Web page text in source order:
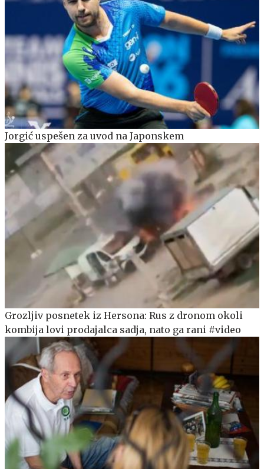
Jorgić uspešen za uvod na Japonskem
Grozljiv posnetek iz Hersona: Rus z dronom okoli
kombija lovi prodajalca sadja, nato ga rani #video